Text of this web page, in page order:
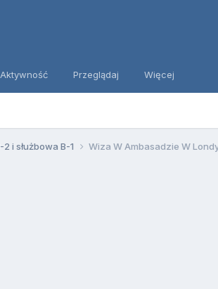
Aktywność Przeglądaj Więcej
i służbowa B-1 Wiza W Ambasadzie W